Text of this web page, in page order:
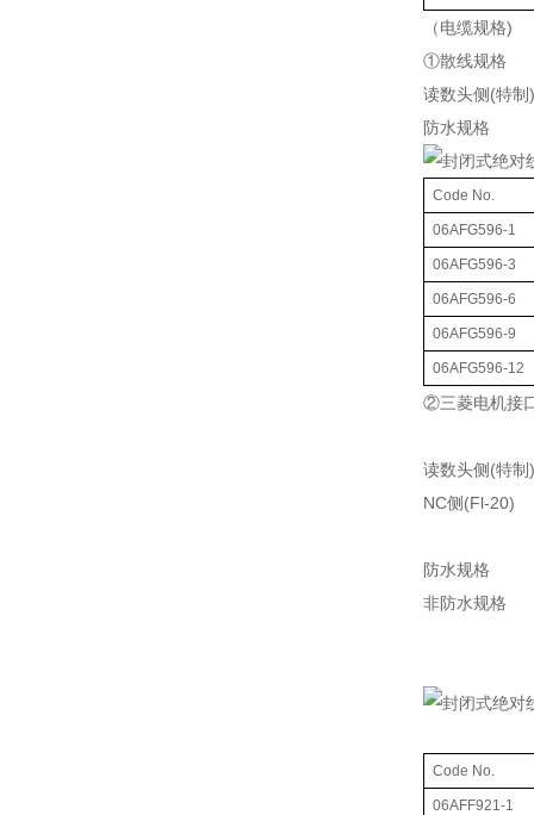
（电缆规格)
①散线规格
读数头侧(特制)
防水规格
Code No.
06AFG596-1
06AFG596-3
06AFG596-6
06AFG596-9
06AFG596-12
②三菱电机接
读数头侧(特制)
NC侧(Fl-20)
防水规格
非防水规格
Code No.
06AFF921-1